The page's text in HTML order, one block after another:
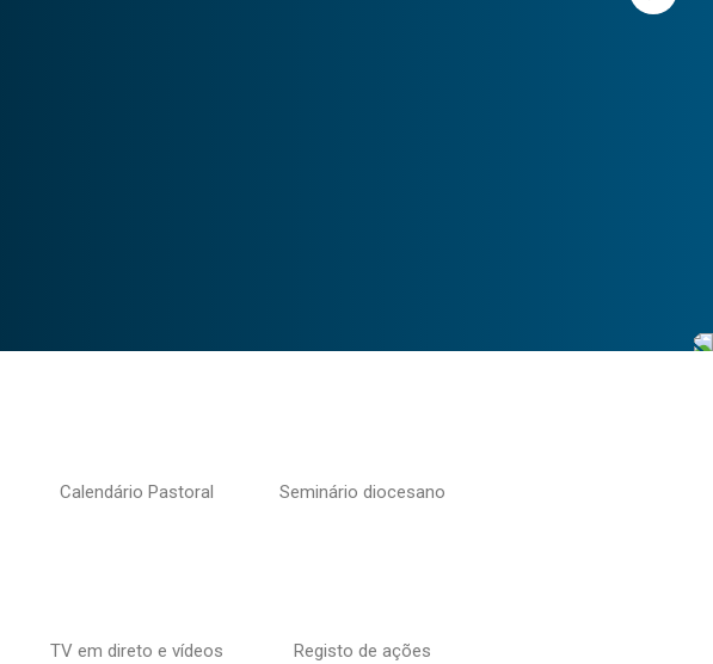
Calendário Pastoral Seminário diocesano
TV em direto e vídeos
Registo de ações